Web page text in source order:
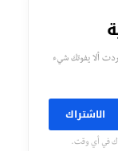
ألا يفوتك شيء
الاشتراك
في أي وقت.